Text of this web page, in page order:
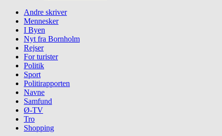
Andre skriver
Mennesker
I Byen
Nyt fra Bornholm
Rejser
For turister
Politik
Sport
Politirapporten
Navne
Samfund
Ø-TV
Tro
Shopping